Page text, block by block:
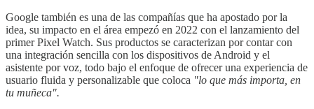
Google también es una de las compañías que ha apostado por la
idea, su impacto en el área empezó en 2022 con el lanzamiento del
primer Pixel Watch. Sus productos se caracterizan por contar con
una integración sencilla con los dispositivos de Android y el
asistente por voz, todo bajo el enfoque de ofrecer una experiencia de
usuario fluida y personalizable que coloca "lo que más importa, en
tu muñeca".